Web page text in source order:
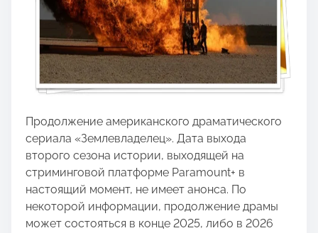
Продолжение американского драматического
сериала «Землевладелец». Дата выхода
второго сезона истории, выходящей на
стриминговой платформе Paramount+ в
настоящий момент, не имеет анонса. По
некоторой информации, продолжение драмы
может состояться в конце 2025, либо в 2026